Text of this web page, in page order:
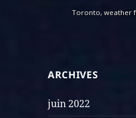
Toronto,weather
ARCHIVES
juin 2022